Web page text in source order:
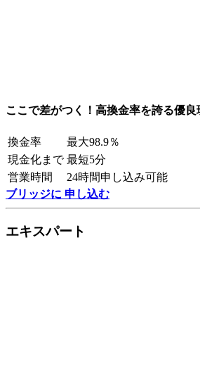
ここで差がつく！高換金率を誇る優良
換金率
最大98.9％
現金化まで 最短5分
営業時間
24時間申し込み可能
ブリッジに 申し込む
エキスパート